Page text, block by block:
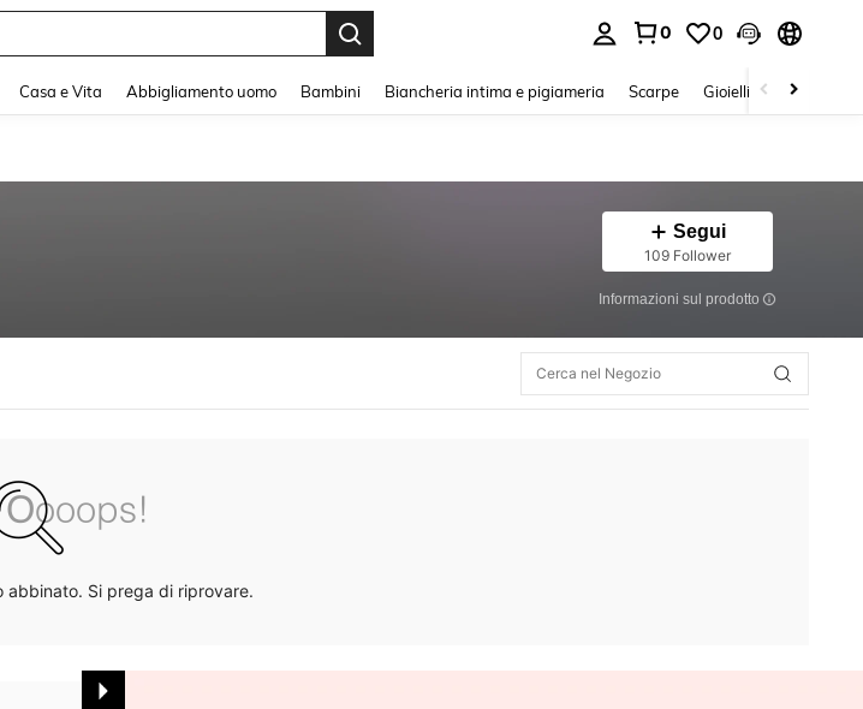
0 0
Casa e Vita Abbigliamento uomo Bambini Biancheria intima e pigiameria Scarpe Gioielli E Accessori
Segui
109 Follower
Informazioni sul prodotto
abbinato. Si prega di riprovare.